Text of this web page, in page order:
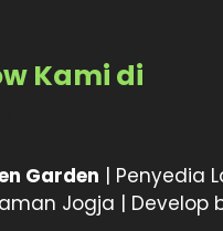
Kami di
Garden | Penyedia
Jogja | Develop